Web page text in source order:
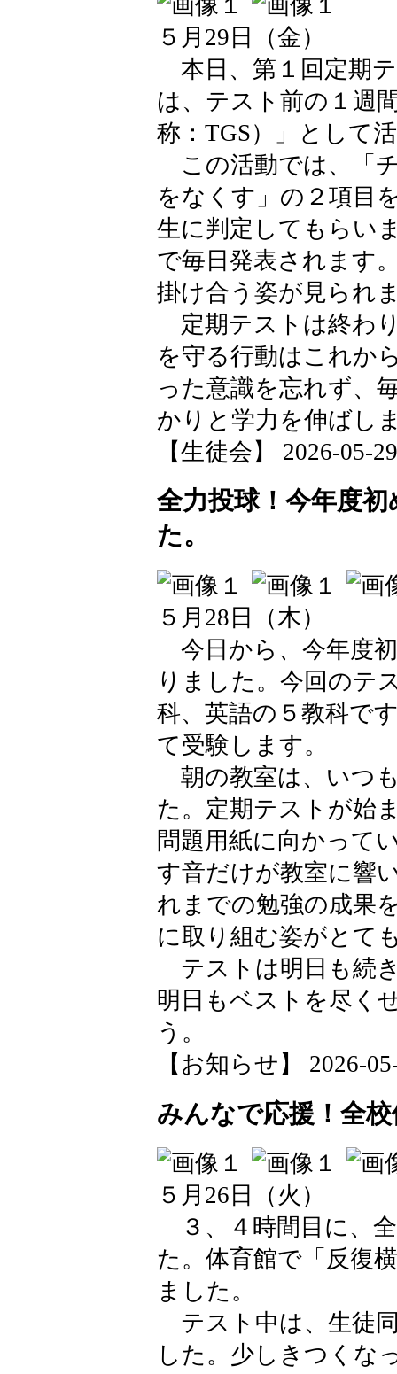
５月29日（金）
本日、第１回定期
は、テスト前の１週
称：TGS）」として
この活動では、「
をなくす」の２項目
生に判定してもらい
で毎日発表されます
掛け合う姿が見られ
定期テストは終わ
を守る行動はこれか
った意識を忘れず、
かりと学力を伸ばし
【生徒会】 2026-05-
全力投球！今年度
た。
５月28日（木）
今日から、今年度
りました。今回のテ
科、英語の５教科で
て受験します。
朝の教室は、いつ
た。定期テストが始
問題用紙に向かって
す音だけが教室に響
れまでの勉強の成果
に取り組む姿がとて
テストは明日も続
明日もベストを尽く
う。
【お知らせ】 2026-
みんなで応援！全
５月26日（火）
３、４時間目に、
た。体育館で「反復
ました。
テスト中は、生徒
した。少しきつくな